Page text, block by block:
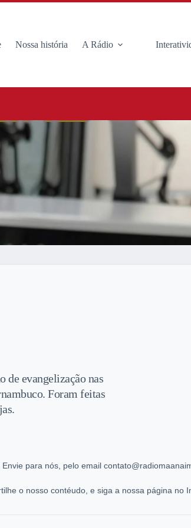
Nossa história A Rádio
de evangelização nas
Foram feitas
para nós, pelo email
o nosso contéudo, e siga a nossa página no